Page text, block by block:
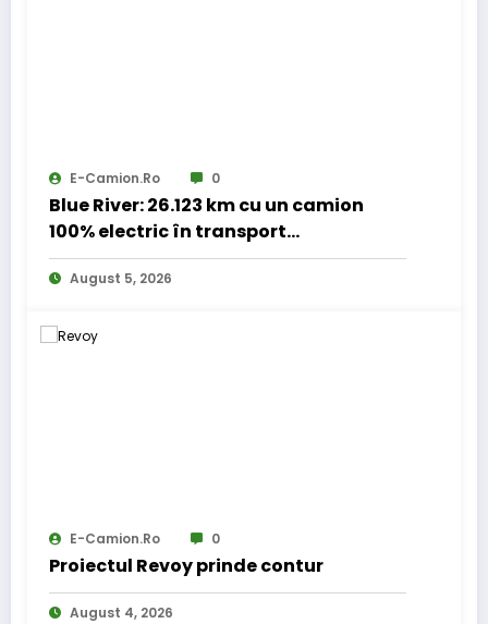
E-Camion.ro 0
Blue River: 26.123 km cu un camion
100% electric în transport
internațional
August 5, 2026
E-Camion.ro 0
Proiectul Revoy prinde contur
August 4, 2026